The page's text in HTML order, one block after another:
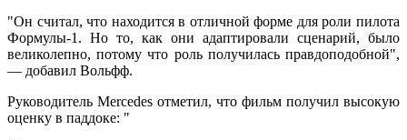
"Он считал, что находится в отличной форме для роли пилота
Формулы-1. Но то, как они адаптировали сценарий, было
великолепно, потому что роль получилась правдоподобной",
— добавил Вольфф.
Руководитель Mercedes отметил, что фильм получил высокую
оценку в паддоке: "